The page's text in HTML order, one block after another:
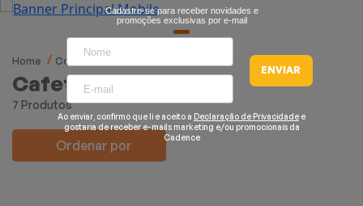
Home Cozinha
Cafeteiras
7 Produtos
Ordenar por
Cadastre-se para receber novidades e
promoções exclusivas por e-mail
ENVIAR
Ao enviar, confirmo que li e aceito a Declaração de Privacidade e
gostaria de receber e-mails marketing e/ou promocionais da
Cadence
Liquidificadores
Grills e Sanduicheiras
Chaleiras Elétricas
Cafeteiras
Climatizadores
Ventiladores
Secadores
Cortadores de Cabelo
Pranchas